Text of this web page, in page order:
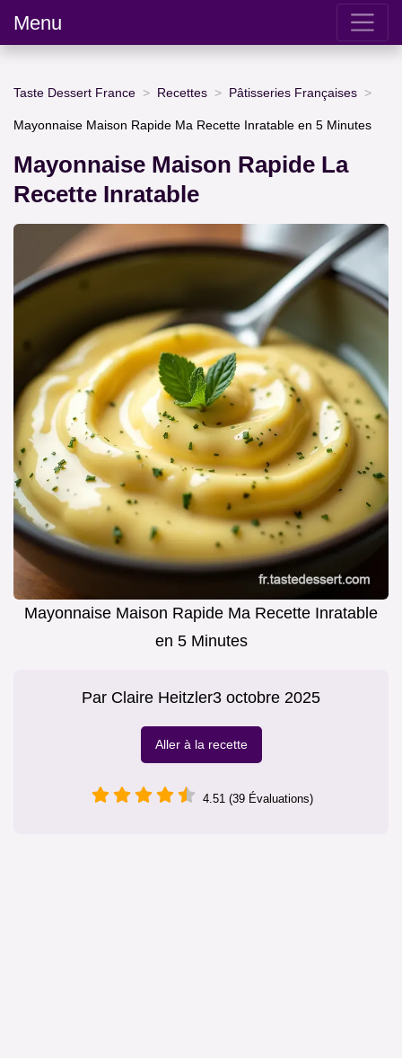
Menu
Taste Dessert France Recettes Pâtisseries Françaises
Mayonnaise Maison Rapide Ma Recette Inratable en 5 Minutes
Mayonnaise Maison Rapide La
Recette Inratable
Mayonnaise Maison Rapide Ma Recette Inratable
en 5 Minutes
Par Claire Heitzler3 octobre 2025
Aller à la recette
4.51 (39 Évaluations)